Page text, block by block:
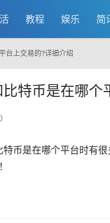
教程 娱乐 简
台上交易的?详细介绍
特币是在哪个
特币是在哪个平台时有